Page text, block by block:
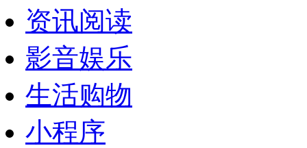
资讯阅读
影音娱乐
生活购物
小程序